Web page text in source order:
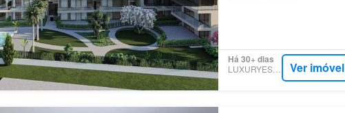
Há 30+ dias
LUXURYESTATE Ver imóvel